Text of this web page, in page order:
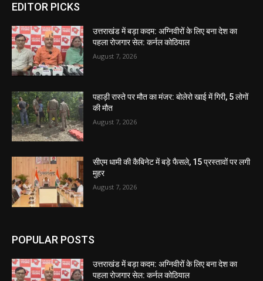
EDITOR PICKS
उत्तराखंड में बड़ा कदम: अग्निवीरों के लिए बना देश का
पहला रोजगार सेल: कर्नल कोठियाल
August 7, 2026
पहाड़ी रास्ते पर मौत का मंजर: बोलेरो खाई में गिरी, 5 लोगों
की मौत
August 7, 2026
सीएम धामी की कैबिनेट में बड़े फैसले, 15 प्रस्तावों पर लगी
मुहर
August 7, 2026
POPULAR POSTS
उत्तराखंड में बड़ा कदम: अग्निवीरों के लिए बना देश का
पहला रोजगार सेल: कर्नल कोठियाल